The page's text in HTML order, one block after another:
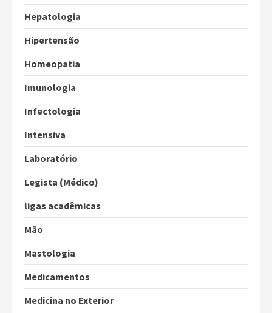
Hepatologia
Hipertensão
Homeopatia
Imunologia
Infectologia
Intensiva
Laboratório
Legista (Médico)
ligas acadêmicas
Mão
Mastologia
Medicamentos
Medicina no Exterior